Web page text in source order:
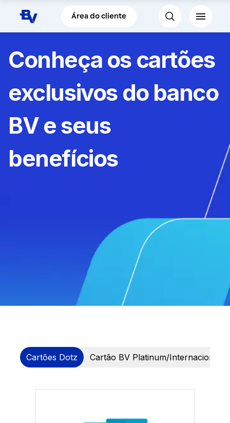
Pular para o Conteúdo principal
Área do cliente
Conheça os cartões
exclusivos do banco
BV e seus
benefícios
Cartões Dotz Cartão BV Platinum/Internacional